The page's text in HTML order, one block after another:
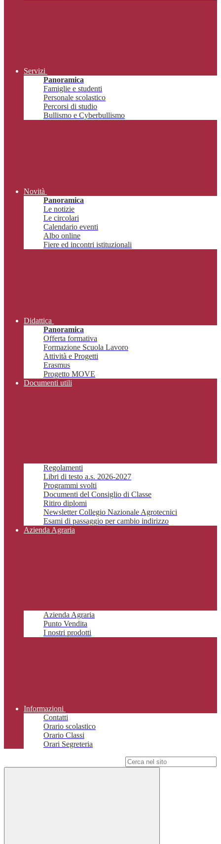
Servizi
Panoramica
Famiglie e studenti
Personale scolastico
Percorsi di studio
Bullismo e Cyberbullismo
Novità
Panoramica
Le notizie
Le circolari
Calendario eventi
Albo online
Fiere ed incontri istituzionali
Didattica
Panoramica
Offerta formativa
Formazione Scuola Lavoro
Attività e Progetti
Erasmus
Progetto MOVE
Documenti utili
Regolamenti
Libri di testo a.s. 2026-2027
Programmi svolti
Documenti del Consiglio di Classe
Ritiro diplomi
Newsletter Collegio Nazionale Agrotecnici
Esami di passaggio per cambio indirizzo
Azienda Agraria
Azienda Agraria
Punto Vendita
I nostri prodotti
Informazioni
Contatti
Orario scolastico
Orario Classi
Orari Segreteria